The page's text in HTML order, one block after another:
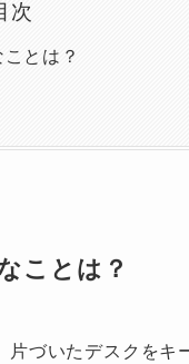
次
とは？
ことは？
づいたデスクをキ